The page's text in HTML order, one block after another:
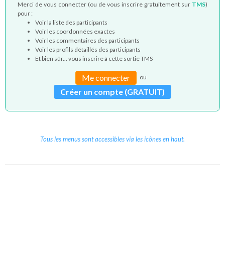
Merci de vous connecter (ou de vous inscrire gratuitement sur TMS)
pour :
Voir la liste des participants
Voir les coordonnées exactes
Voir les commentaires des participants
Voir les profils détaillés des participants
Et bien sûr... vous inscrire à cette sortie TMS
Me connecter ou
Créer un compte (GRATUIT)
Tous les menus sont accessibles via les icônes en haut.